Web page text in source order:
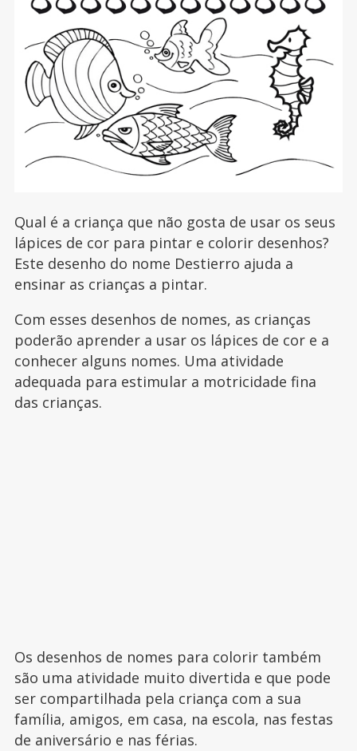
Qual é a criança que não gosta de usar os seus
lápices de cor para pintar e colorir desenhos?
Este desenho do nome Destierro ajuda a
ensinar as crianças a pintar.
Com esses desenhos de nomes, as crianças
poderão aprender a usar os lápices de cor e a
conhecer alguns nomes. Uma atividade
adequada para estimular a motricidade fina
das crianças.
Os desenhos de nomes para colorir também
são uma atividade muito divertida e que pode
ser compartilhada pela criança com a sua
família, amigos, em casa, na escola, nas festas
de aniversário e nas férias.